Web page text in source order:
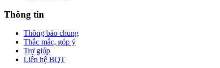
Thông tin
Thông báo chung
Thắc mắc, góp ý
Trợ giúp
Liên hệ BQT